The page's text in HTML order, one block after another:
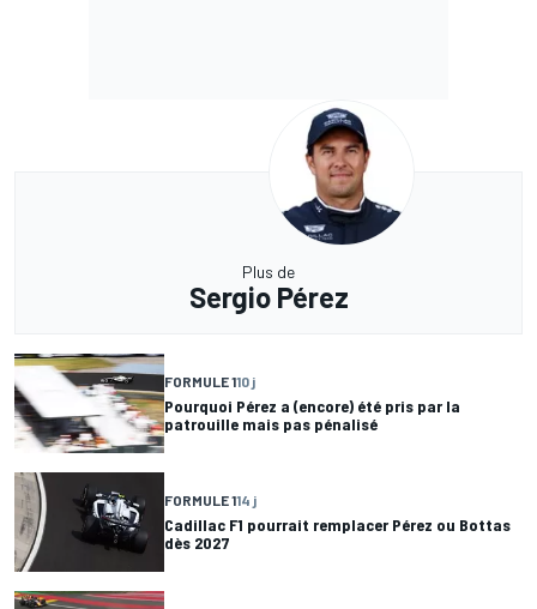
Plus de
Sergio Pérez
FORMULE 110 j
Pourquoi Pérez a (encore) été pris par la
patrouille mais pas pénalisé
FORMULE 114 j
Cadillac F1 pourrait remplacer Pérez ou Bottas
dès 2027